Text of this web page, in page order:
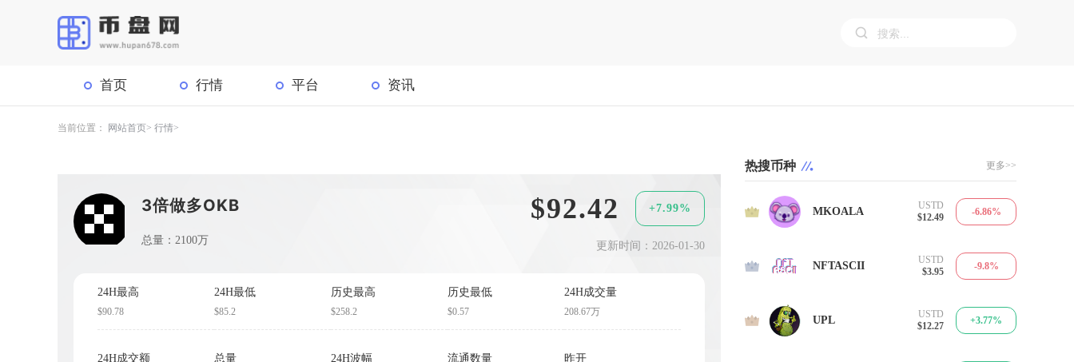
首页 行情 平台 资讯
当前位置： 网站首页 行情
3倍做多OKB
总量：2100万
$92.42 +7.99%
更新时间：2026-01-30
24H最高
$90.78
24H最低
$85.2
历史最高
$258.2
历史最低
$0.57
24H成交量
208.67万
24H成交额 总量 24H波幅 流通数量 昨开
热搜币种 更多>>
1 MKOALA
USTD
$12.49
-6.86%
2 NFTASCII
USTD
$3.95
-9.8%
3 UPL
USTD
$12.27
+3.77%